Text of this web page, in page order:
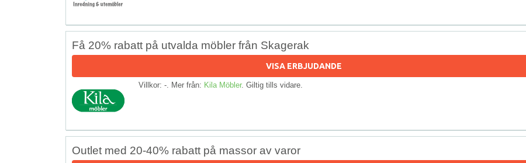
Få 20% rabatt på utvalda möbler från Skagerak
VISA ERBJUDANDE
Villkor: -. Mer från: Kila Möbler. Giltig tills vidare.
Outlet med 20-40% rabatt på massor av varor